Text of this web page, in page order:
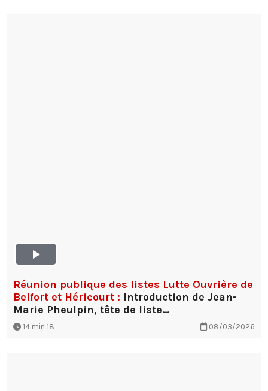
Réunion publique des listes Lutte Ouvrière de
Belfort et Héricourt : Introduction de Jean-
Marie Pheulpin, tête de liste…
14 min 18 08/03/2026